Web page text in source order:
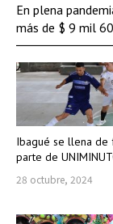
Ibagué se llena
parte de
28 octubre, 2024
En plena
más de $ 9 mil